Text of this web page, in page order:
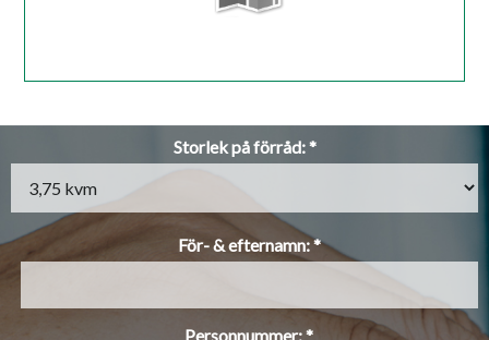
Storlek på förråd: *
För- & efternamn: *
Personnummer: *